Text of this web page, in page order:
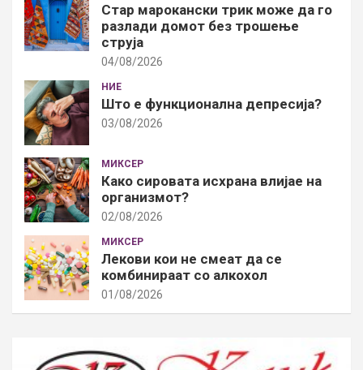
Стар марокански трик може да го
разлади домот без трошење
струја
04/08/2026
НИЕ
Што е функционална депресија?
03/08/2026
МИКСЕР
Како сировата исхрана влијае на
организмот?
02/08/2026
МИКСЕР
Лекови кои не смеат да се
комбинираат со алкохол
01/08/2026